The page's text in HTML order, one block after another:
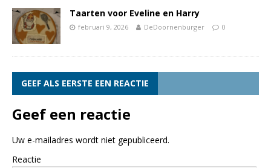
Taarten voor Eveline en Harry
februari 9, 2026 DeDoornenburger 0
GEEF ALS EERSTE EEN REACTIE
Geef een reactie
Uw e-mailadres wordt niet gepubliceerd.
Reactie